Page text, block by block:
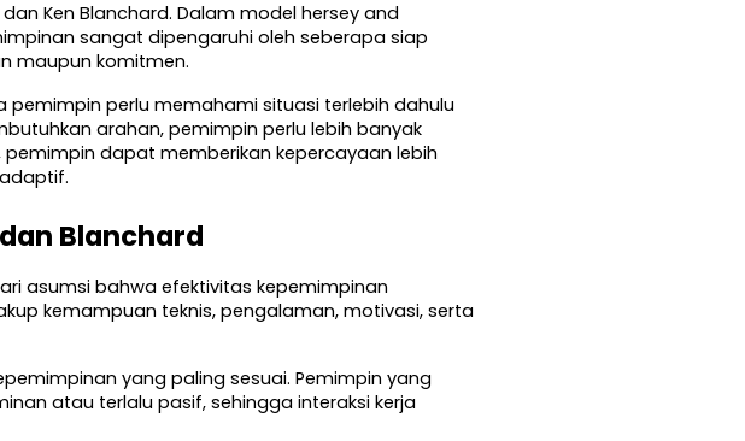
Ken Blanchard. Dalam model hersey and
sangat dipengaruhi oleh seberapa siap
maupun komitmen.
pemimpin perlu memahami situasi terlebih dahulu
arahan, pemimpin perlu lebih banyak
dapat memberikan kepercayaan lebih
Blanchard
asumsi bahwa efektivitas kepemimpinan
kemampuan teknis, pengalaman, motivasi, serta
yang paling sesuai. Pemimpin yang
atau terlalu pasif, sehingga interaksi kerja